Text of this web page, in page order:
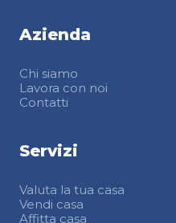
Azienda
Chi siamo
Lavora con noi
Contatti
Servizi
Valuta la tua casa
Vendi casa
Affitta casa